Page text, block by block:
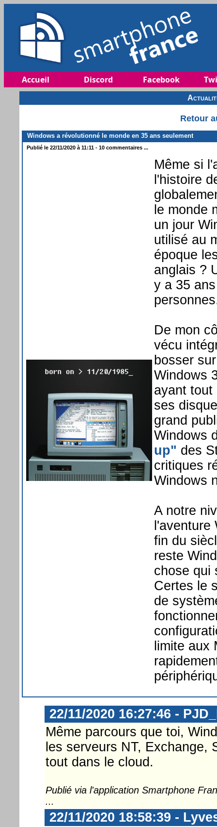
Accueil Discord Facebook
Retour
Windows a révolutionné le monde en 35 ans seulement
Publié le 22/11/2020 à 11:11 - 10 commentaires ...
Même si
l'histoire
le monde
un jour
utilisé au
époque
anglais ?
y a 35
De mon
vécu
bosser
Windows
ayant tout
ses
grand
Windows
up" des
critiques
Windows
A notre
fin du
reste
chose qui
Certes le
de
limite aux
22/11/2020 16:27:46 -
Même parcours que toi,
les serveurs NT, Exchange,
tout dans le cloud.
Publié via l'application Smartphone
...
22/11/2020 18:58:39 -